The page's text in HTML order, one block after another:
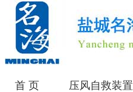
首 页 压风自救装置